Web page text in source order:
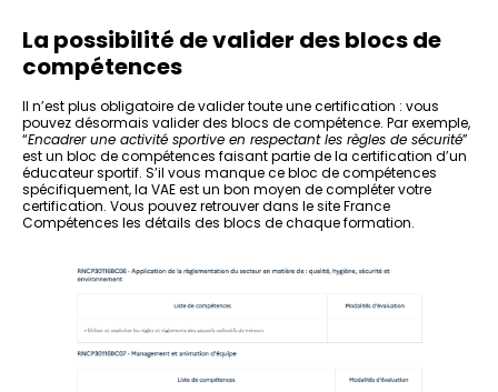
La possibilité de valider des blocs de
compétences
Il n’est plus obligatoire de valider toute une certification : vous
pouvez désormais valider des blocs de compétence. Par exemple,
“Encadrer une activité sportive en respectant les règles de sécurité”
est un bloc de compétences faisant partie de la certification d’un
éducateur sportif. S’il vous manque ce bloc de compétences
spécifiquement, la VAE est un bon moyen de compléter votre
certification. Vous pouvez retrouver dans le site France
Compétences les détails des blocs de chaque formation.